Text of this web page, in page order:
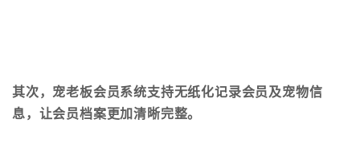
其次，宠老板会员系统支持无纸化记录会员及宠物信
息，让会员档案更加清晰完整。